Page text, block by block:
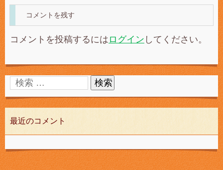
コメントを残す
コメントを投稿するには ログイン してください。
最近のコメント